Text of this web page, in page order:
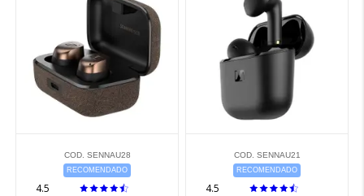
COD. SENNAU28
RECOMENDADO
4.5
COD. SENNAU21
RECOMENDADO
4.5